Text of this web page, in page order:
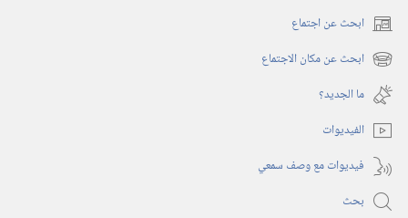
ابحث عن اجتماع (يفتح
نافذة
جديدة)
ابحث عن مكان الاجتماع (يفتح
نافذة
جديدة)
ما الجديد؟‏
الفيديوات
فيديوات مع وصف سمعي
بحث